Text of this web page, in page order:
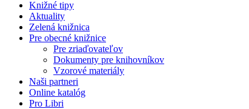
Knižné tipy
Aktuality
Zelená knižnica
Pre obecné knižnice
Pre zriaďovateľov
Dokumenty pre knihovníkov
Vzorové materiály
Naši partneri
Online katalóg
Pro Libri